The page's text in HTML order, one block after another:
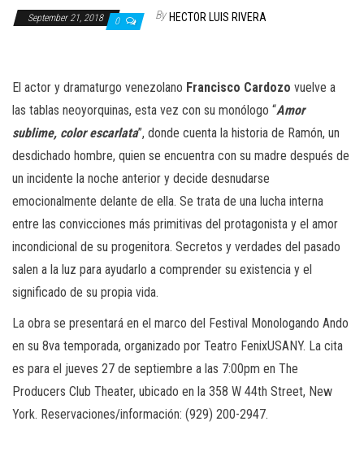
September 21, 2018 0 By HECTOR LUIS RIVERA
El actor y dramaturgo venezolano Francisco Cardozo vuelve a
las tablas neoyorquinas, esta vez con su monólogo “Amor
sublime, color escarlata”, donde cuenta la historia de Ramón, un
desdichado hombre, quien se encuentra con su madre después de
un incidente la noche anterior y decide desnudarse
emocionalmente delante de ella. Se trata de una lucha interna
entre las convicciones más primitivas del protagonista y el amor
incondicional de su progenitora. Secretos y verdades del pasado
salen a la luz para ayudarlo a comprender su existencia y el
significado de su propia vida.
La obra se presentará en el marco del Festival Monologando Ando
en su 8va temporada, organizado por Teatro FenixUSANY. La cita
es para el jueves 27 de septiembre a las 7:00pm en The
Producers Club Theater, ubicado en la 358 W 44th Street, New
York. Reservaciones/información: (929) 200-2947.